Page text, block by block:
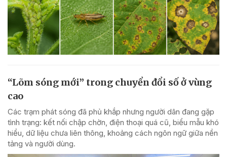
“Lõm sóng mới” trong chuyển đổi số ở vùng
cao
Các trạm phát sóng đã phủ khắp nhưng người dân đang gặp
tình trạng: kết nối chập chờn, điện thoại quá cũ, biểu mẫu khó
hiểu, dữ liệu chưa liên thông, khoảng cách ngôn ngữ giữa nền
tảng và người dùng.